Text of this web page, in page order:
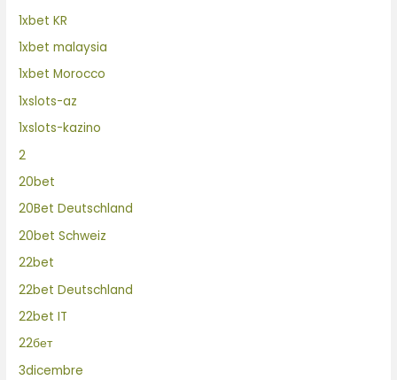
1xbet KR
1xbet malaysia
1xbet Morocco
1xslots-az
1xslots-kazino
2
20bet
20Bet Deutschland
20bet Schweiz
22bet
22bet Deutschland
22bet IT
22бет
3dicembre